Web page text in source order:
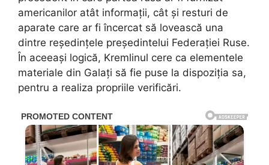
americanilor atât informații, cât și resturi de
aparate care ar fi încercat să lovească una
dintre reședințele președintelui Federației Ruse.
În aceeași logică, Kremlinul cere ca elementele
materiale din Galați să fie puse la dispoziția sa,
pentru a realiza propriile verificări.